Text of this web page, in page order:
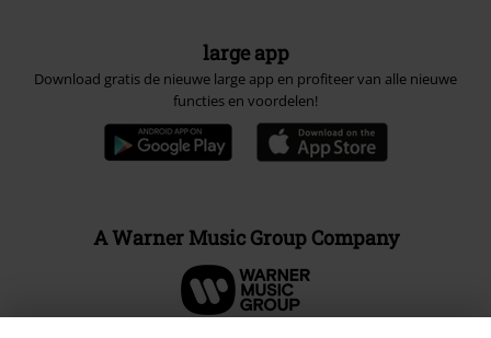
large app
Download gratis de nieuwe large app en profiteer van alle nieuwe
functies en voordelen!
A Warner Music Group Company